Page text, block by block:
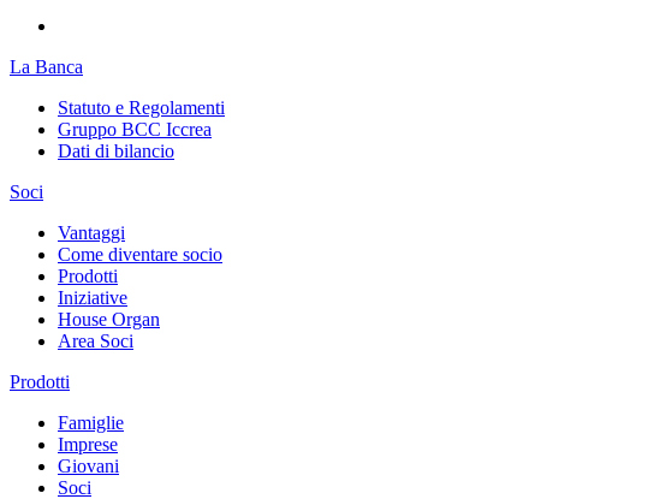
La Banca
Statuto e Regolamenti
Gruppo BCC Iccrea
Dati di bilancio
Soci
Vantaggi
Come diventare socio
Prodotti
Iniziative
House Organ
Area Soci
Prodotti
Famiglie
Imprese
Giovani
Soci